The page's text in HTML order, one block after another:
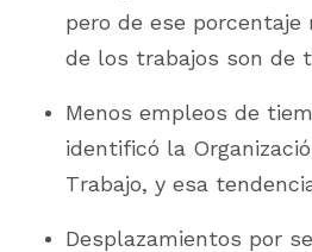
pero de ese
de los trabajos son de
Menos empleos de
identificó la
Trabajo, y esa
Desplazamientos por